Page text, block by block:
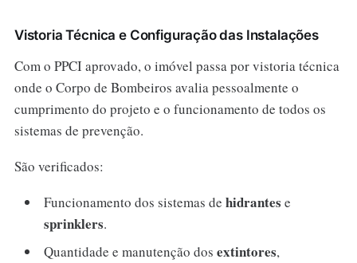
Vistoria Técnica e Configuração das Instalações
Com o PPCI aprovado, o imóvel passa por vistoria técnica
onde o Corpo de Bombeiros avalia pessoalmente o
cumprimento do projeto e o funcionamento de todos os
sistemas de prevenção.
São verificados:
Funcionamento dos sistemas dehidrantes e
sprinklers.
Quantidade e manutenção dosextintores,